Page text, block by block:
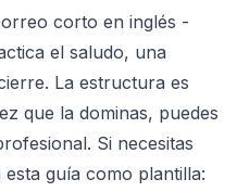
corto en inglés -
el saludo, una
La estructura es
que la dominas, puedes
Si necesitas
guía como plantilla: